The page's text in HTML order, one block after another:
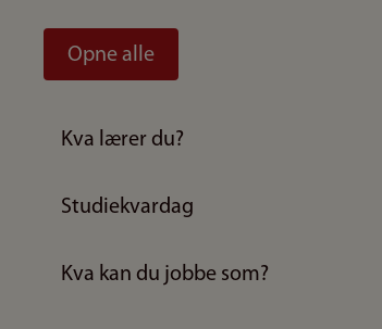
Opne alle
Kva lærer du?
Studiekvardag
Kva kan du jobbe som?